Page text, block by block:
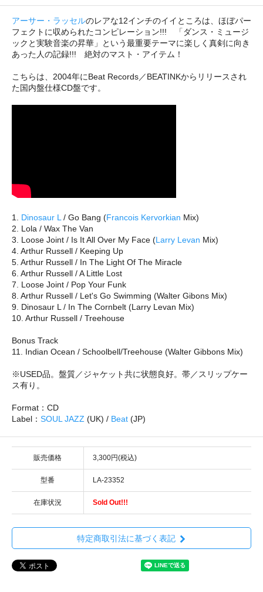
アーサー・ラッセルのレアな12インチのイイところは、ほぼパー
フェクトに収められたコンピレーション!!! 「ダンス・ミュージ
ックと実験音楽の昇華」という最重要テーマに楽しく真剣に向き
あった人の記録!!! 絶対のマスト・アイテム！
こちらは、2004年にBeat Records／BEATINKからリリースされ
た国内盤仕様CD盤です。
1. Dinosaur L / Go Bang (Francois Kervorkian Mix)
2. Lola / Wax The Van
3. Loose Joint / Is It All Over My Face (Larry Levan Mix)
4. Arthur Russell / Keeping Up
5. Arthur Russell / In The Light Of The Miracle
6. Arthur Russell / A Little Lost
7. Loose Joint / Pop Your Funk
8. Arthur Russell / Let's Go Swimming (Walter Gibons Mix)
9. Dinosaur L / In The Cornbelt (Larry Levan Mix)
10. Arthur Russell / Treehouse
Bonus Track
11. Indian Ocean / Schoolbell/Treehouse (Walter Gibbons Mix)
※USED品。盤質／ジャケット共に状態良好。帯／スリップケー
ス有り。
Format：CD
Label： SOUL JAZZ (UK) / Beat (JP)
販売価格 3,300円(税込)
型番 LA-23352
在庫状況 Sold Out!!!
特定商取引法に基づく表記